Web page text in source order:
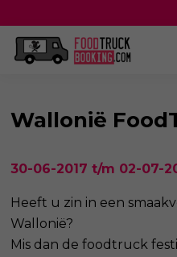
Wallonië
30-06-2017 t/m 02-07-
Heeft u zin in een
Wallonië?
Mis dan de foodtruck